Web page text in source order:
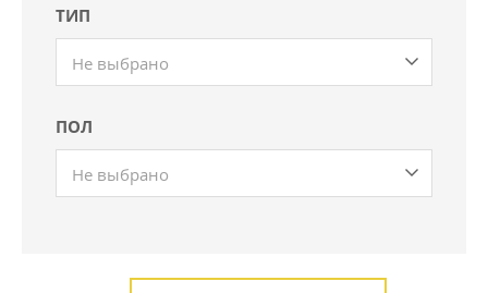
ТИП
Не выбрано
ПОЛ
Не выбрано